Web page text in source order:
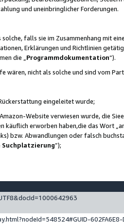
und uneinbringlicher Forderungen.
falls sie im Zusammenhang mit
Erklärungen und Richtlinien
die „ Programmdokumentation“).
nicht als solche und sind vom
eingeleitet wurde;
Website verwiesen wurde, die
erworben haben,die das Wort
bzw. Abwandlungen oder falsch
Suchplatzierung”);